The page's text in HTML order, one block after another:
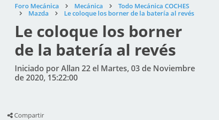
Foro Mecánica Mecánica
Todo Mecánica COCHES
Mazda
Le coloque los borner de la batería al revés
Le coloque los borner
de la batería al revés
Iniciado por Allan 22 el Martes, 03 de Noviembre
de 2020, 15:22:00
Compartir